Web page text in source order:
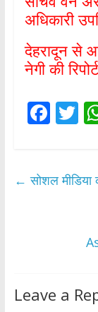
अधिकारी
देहरादून से
नेगी की
F
b
T
← सोशल
Leave a